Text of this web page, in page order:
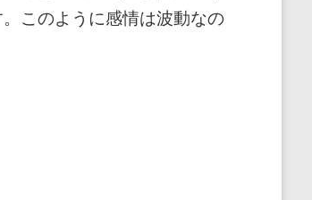
このように感情は波動なの